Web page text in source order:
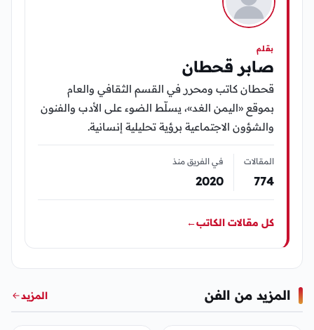
بقلم
صابر قحطان
قحطان كاتب ومحرر في القسم الثقافي والعام
بموقع «اليمن الغد»، يسلّط الضوء على الأدب والفنون
والشؤون الاجتماعية برؤية تحليلية إنسانية.
المقالات
774
في الفريق منذ
2020
كل مقالات الكاتب←
المزيد من الفن المزيد